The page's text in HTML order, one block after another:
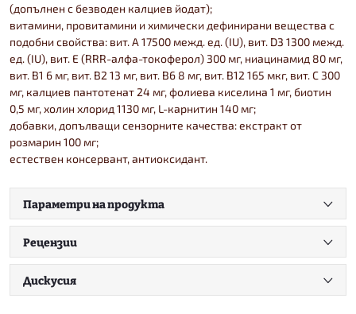
(допълнен с безводен калциев йодат);
витамини, провитамини и химически дефинирани вещества с
подобни свойства: вит. А 17500 межд. ед. (IU), вит. D3 1300 межд.
ед. (IU), вит. E (RRR-алфа-токоферол) 300 мг, ниацинамид 80 мг,
вит. B1 6 мг, вит. B2 13 мг, вит. B6 8 мг, вит. B12 165 мкг, вит. C 300
мг, калциев пантотенат 24 мг, фолиева киселина 1 мг, биотин
0,5 мг, холин хлорид 1130 мг, L-карнитин 140 мг;
добавки, допълващи сензорните качества: екстракт от
розмарин 100 мг;
естествен консервант, антиоксидант.
Параметри на продукта
Рецензии
Дискусия